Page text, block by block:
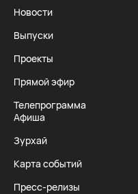
Новости
Выпуски
Проекты
Прямой эфир
Телепрограмма
Афиша
Зурхай
Карта событий
Пресс-релизы